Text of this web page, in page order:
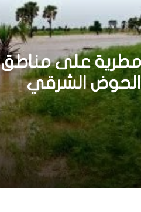
على مناطق
الشرقي